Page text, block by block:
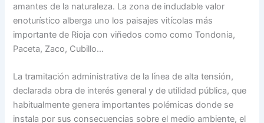
amantes de la naturaleza. La zona de indudable valor
enoturístico alberga uno los paisajes vitícolas más
importante de Rioja con viñedos como como Tondonia,
Paceta, Zaco, Cubillo…
La tramitación administrativa de la línea de alta tensión,
declarada obra de interés general y de utilidad pública, que
habitualmente genera importantes polémicas donde se
instala por sus consecuencias sobre el medio ambiente, el